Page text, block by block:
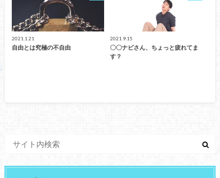
2021.1.21
自由とは究極の不自由
2021.9.15
〇〇ナビさん、ちょっと疲れてま
す？